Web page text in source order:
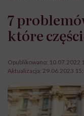
7
które
Opublikowano: 10.07.2022
Aktualizacja: 29.06.2023